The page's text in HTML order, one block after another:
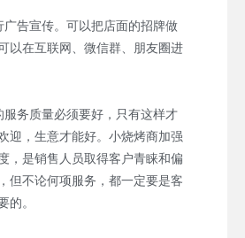
告宣传。可以把店面的招牌做
以在互联网、微信群、朋友圈进
务质量必须要好，只有这样才
迎，生意才能好。小烧烤商加强
，是销售人员取得客户青睐和偏
但不论何项服务，都一定要是客
的。